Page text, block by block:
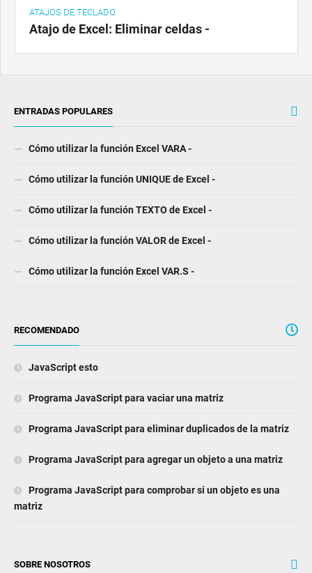
ATAJOS DE TECLADO
Atajo de Excel: Eliminar celdas -
ENTRADAS POPULARES
Cómo utilizar la función Excel VARA -
Cómo utilizar la función UNIQUE de Excel -
Cómo utilizar la función TEXTO de Excel -
Cómo utilizar la función VALOR de Excel -
Cómo utilizar la función Excel VAR.S -
RECOMENDADO
JavaScript esto
Programa JavaScript para vaciar una matriz
Programa JavaScript para eliminar duplicados de la matriz
Programa JavaScript para agregar un objeto a una matriz
Programa JavaScript para comprobar si un objeto es una
matriz
SOBRE NOSOTROS